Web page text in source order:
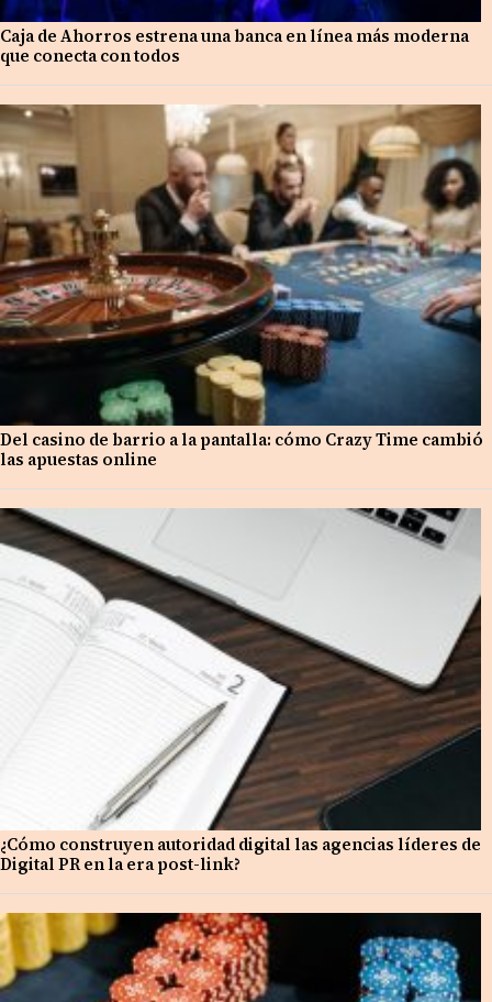
Caja de Ahorros estrena una banca en línea más moderna
que conecta con todos
Del casino de barrio a la pantalla: cómo Crazy Time cambió
las apuestas online
¿Cómo construyen autoridad digital las agencias líderes de
Digital PR en la era post-link?